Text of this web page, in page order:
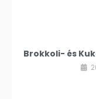
Brokkoli- és